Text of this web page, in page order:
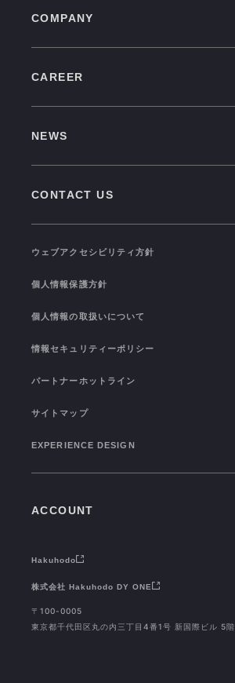
COMPANY
CAREER
NEWS
CONTACT US
ウェブアクセシビリティ方針
個人情報保護方針
個人情報の取扱いについて
情報セキュリティーポリシー
パートナーホットライン
サイトマップ
EXPERIENCE DESIGN
ACCOUNT
Hakuhodo
株式会社 Hakuhodo DY ONE
〒100-0005
東京都千代田区丸の内三丁目4番1号 新国際ビル 5階